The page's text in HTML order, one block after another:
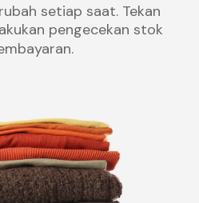
setiap saat. Tekan
pengecekan stok